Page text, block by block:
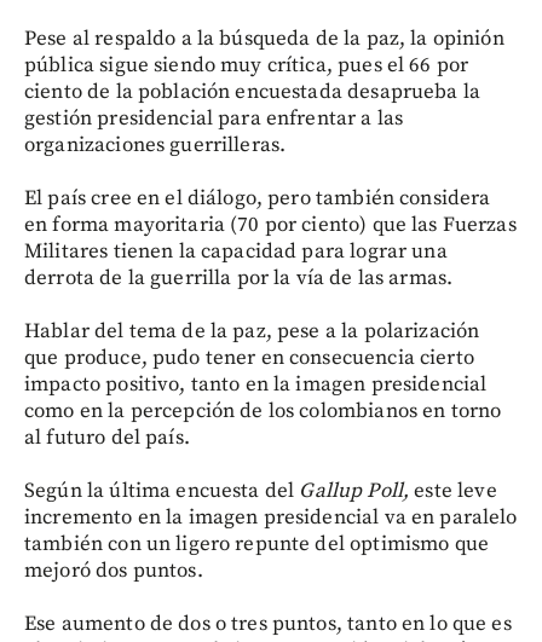
Pese al respaldo a la búsqueda de la paz, la opinión
pública sigue siendo muy crítica, pues el 66 por
ciento de la población encuestada desaprueba la
gestión presidencial para enfrentar a las
organizaciones guerrilleras.
El país cree en el diálogo, pero también considera
en forma mayoritaria (70 por ciento) que las Fuerzas
Militares tienen la capacidad para lograr una
derrota de la guerrilla por la vía de las armas.
Hablar del tema de la paz, pese a la polarización
que produce, pudo tener en consecuencia cierto
impacto positivo, tanto en la imagen presidencial
como en la percepción de los colombianos en torno
al futuro del país.
Según la última encuesta del Gallup Poll,este leve
incremento en la imagen presidencial va en paralelo
también con un ligero repunte del optimismo que
mejoró dos puntos.
Ese aumento de dos o tres puntos, tanto en lo que es